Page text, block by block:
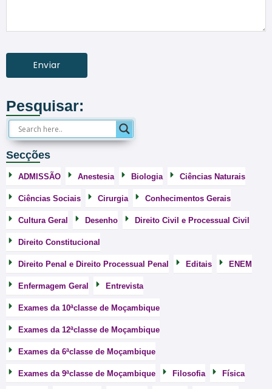
Pesquisar:
Secções
ADMISSÃO Anestesia Biologia Ciências Naturais
Ciências Sociais Cirurgia Conhecimentos Gerais
Cultura Geral Desenho Direito Civil e Processual Civil
Direito Constitucional
Direito Penal e Direito Processual Penal Editais ENEM
Enfermagem Geral Entrevista
Exames da 10ªclasse de Moçambique
Exames da 12ªclasse de Moçambique
Exames da 6ªclasse de Moçambique
Exames da 9ªclasse de Moçambique Filosofia Física